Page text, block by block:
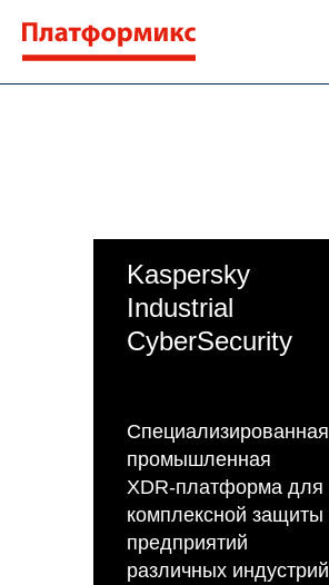
Kaspersky
Industrial
CyberSecurity
Специализированная
промышленная
XDR-платформа для
комплексной защиты
предприятий
различных индустрий